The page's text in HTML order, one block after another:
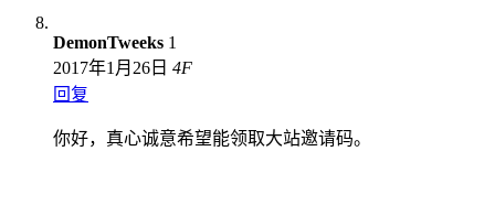
DemonTweeks 1
2017年1月26日 4F
回复
你好，真心诚意希望能领取大站邀请码。